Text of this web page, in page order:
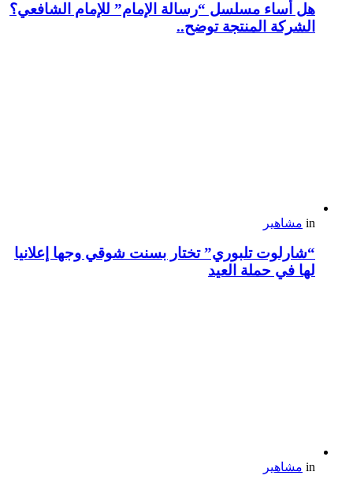
هل أساء مسلسل “رسالة الإمام” للإمام الشافعي؟
الشركة المنتجة توضح..
in مشاهير
“شارلوت تلبوري” تختار بسنت شوقي وجها إعلانيا
لها في حملة العيد
in مشاهير